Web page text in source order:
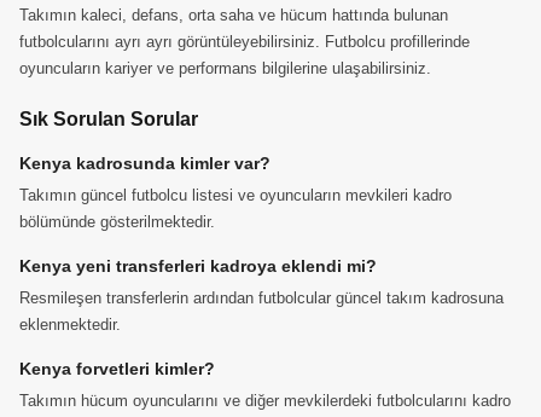
Takımın kaleci, defans, orta saha ve hücum hattında bulunan
futbolcularını ayrı ayrı görüntüleyebilirsiniz. Futbolcu profillerinde
oyuncuların kariyer ve performans bilgilerine ulaşabilirsiniz.
Sık Sorulan Sorular
Kenya kadrosunda kimler var?
Takımın güncel futbolcu listesi ve oyuncuların mevkileri kadro
bölümünde gösterilmektedir.
Kenya yeni transferleri kadroya eklendi mi?
Resmileşen transferlerin ardından futbolcular güncel takım kadrosuna
eklenmektedir.
Kenya forvetleri kimler?
Takımın hücum oyuncularını ve diğer mevkilerdeki futbolcularını kadro